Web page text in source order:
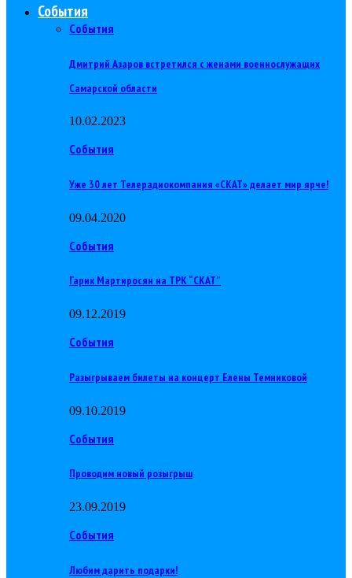
События
События
Дмитрий Азаров встретился с женами военнослужащих
Самарской области
10.02.2023
События
Уже 30 лет Телерадиокомпания «СКАТ» делает мир ярче!
09.04.2020
События
Гарик Мартиросян на ТРК “СКАТ”
09.12.2019
События
Разыгрываем билеты на концерт Елены Темниковой
09.10.2019
События
Проводим новый розыгрыш
23.09.2019
События
Любим дарить подарки!